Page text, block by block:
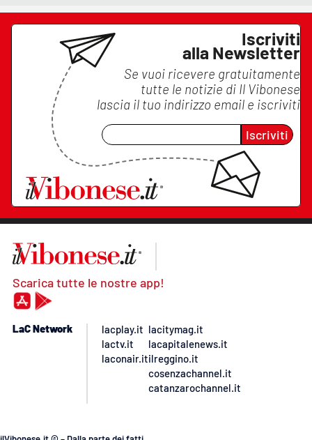
Iscriviti
alla Newsletter
Se vuoi ricevere gratuitamente
tutte le notizie di Il Vibonese
lascia il tuo indirizzo email e iscriviti
Iscriviti
Scarica tutte le nostre app!
LaC Network
lacplay.it
lactv.it
laconair.it
lacitymag.it
lacapitalenews.it
ilreggino.it
cosenzachannel.it
catanzarochannel.it